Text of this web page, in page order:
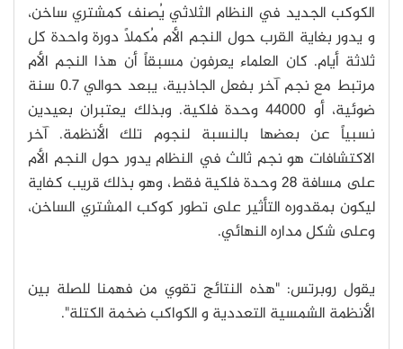
الكوكب الجديد في النظام الثلاثي يُصنف كمشتري ساخن،
و يدور بغاية القرب حول النجم الأم مُكملاً دورة واحدة كل
ثلاثة أيام. كان العلماء يعرفون مسبقاً أن هذا النجم الأم
مرتبط مع نجم آخر بفعل الجاذبية، يبعد حوالي 0.7 سنة
ضوئية، أو 44000 وحدة فلكية. وبذلك يعتبران بعيدين
نسبياً عن بعضها بالنسبة لنجوم تلك الأنظمة. آخر
الاكتشافات هو نجم ثالث في النظام يدور حول النجم الأم
على مسافة 28 وحدة فلكية فقط، وهو بذلك قريب كفاية
ليكون بمقدوره التأثير على تطور كوكب المشتري الساخن،
وعلى شكل مداره النهائي.
يقول روبرتس: "هذه النتائج تقوي من فهمنا للصلة بين
الأنظمة الشمسية التعددية و الكواكب ضخمة الكتلة".